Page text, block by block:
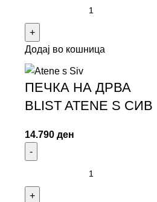
Додај во кошница
ПЕЧКА НА ДРВА
BLIST ATENE S СИВ
14.790 ден